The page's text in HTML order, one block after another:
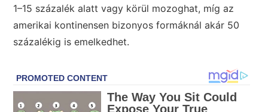
1–15 százalék alatt vagy körül mozoghat, míg az
amerikai kontinensen bizonyos formáknál akár 50
százalékig is emelkedhet.